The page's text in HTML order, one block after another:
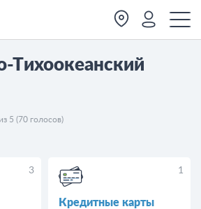
Тихоокеанский
3.96 из 5 (70 голосов)
3 1
Кредитные карты